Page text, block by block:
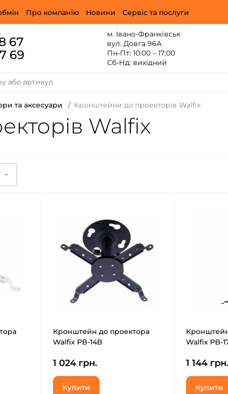
Про компанію Новини Сервіс та послуги
67
69
м. Івано-Франківськ
вул. Довга 96А
Пн-Пт: 10:00 – 17:00
Сб-Нд: вихідний
та аксесуари / Кронштейни до проекторів Walfix
Walfix
Кронштейн до проектора
Walfix PB-14B
1 024 грн.
Купити
Walfix PB-
1 144 грн.
Купити